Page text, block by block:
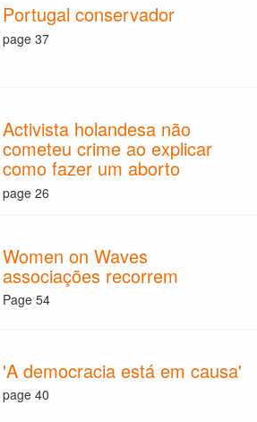
Portugal conservador
page 37
Activista holandesa não
cometeu crime ao explicar
como fazer um aborto
page 26
Women on Waves
associações recorrem
Page 54
'A democracia está em causa'
page 40